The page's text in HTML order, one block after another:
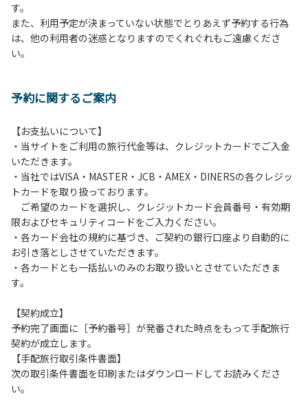
ださい。
５、チェックアウトは、午前10時まで（日帰り使用の場合は
午後5時まで）です。チェックインの手続きを行っていない
方や使用人数が増えた場合は、必ず手続きを行ってくださ
ら午前10時までの間にゴミステーションに出してください。
は、お持ち帰りをお願いします。
【禁止事項】
カラオケ、発電機、地面での直火による焚き火、キャンプフ
ァイヤー、打ち上げ式花火、テントサウナの設置
【注意事項】
当キャンプ場のそばを流れる歴舟川は、上流で雨が降ると短
時間で増水し、川原で遊んでいると大変危険な状態になりや
すく、過去にも増水により人が流される事故が数件起きてい
（１）川原にテントやタープを張らない。
（２）雨が降ったときは川原で遊ばない。
（３）カムイコタン公園キャンプ場で雨が降らなくても、上
流で雨が降り急に増水することがあるので、水の濁りに注意
し、濁り始めたときには直ちに川原での遊びを中止する。
（４）キャンプ場の管理者や地元住民から川についての注意
す。
また、利用予定が決まっていない状態でとりあえず予約する行為
は、他の利用者の迷惑となりますのでくれぐれもご遠慮くださ
い。
予約に関するご案内
【お支払いについて】
・当サイトをご利用の旅行代金等は、クレジットカードでご入金
いただきます。
・当社ではVISA・MASTER・JCB・AMEX・DINERSの各クレジッ
トカードを取り扱っております。
ご希望のカードを選択し、クレジットカード会員番号・有効期
限およびセキュリティコードをご入力ください。
・各カード会社の規約に基づき、ご契約の銀行口座より自動的に
お引き落としさせていただきます。
・各カードとも一括払いのみのお取り扱いとさせていただきま
す。
【契約成立】
予約完了画面に［予約番号］が発番された時点をもって手配旅行
契約が成立します。
【手配旅行取引条件書面】
次の取引条件書面を印刷またはダウンロードしてお読みくださ
い。